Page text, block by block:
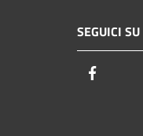
SEGUICI SU